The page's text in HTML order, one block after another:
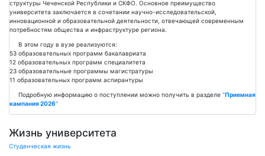
структуры Чеченской Республики и СКФО. Основное преимущество
университета заключается в сочетании научно-исследовательской,
инновационной и образовательной деятельности, отвечающей современным
потребностям общества и инфраструктуре региона.
В этом году в вузе реализуются:
53 образовательных программ бакалавриата
12 образовательных программ специалитета
23 образовательные программы магистратуры
11 образовательных программ аспирантуры
Подробную информацию о поступлении можно получить в разделе "Приемная
кампания 2026"
Жизнь университета
Студенческая жизнь